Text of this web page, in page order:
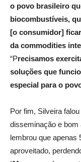
o povo brasileiro
biocombustíveis,
[o consumidor]
da commodities
“Precisamos
soluções que
especial para o
Por fim, Silveira
disseminação e bom
lembrou que apenas
aproveitado,